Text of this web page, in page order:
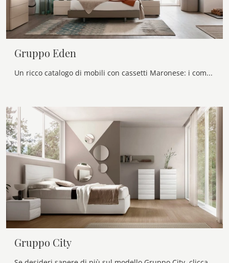
Gruppo Eden
Un ricco catalogo di mobili con cassetti Maronese: i comodini moderni in laccato opaco, come Gruppo Eden, sono tra le proposte più originali.
Gruppo City